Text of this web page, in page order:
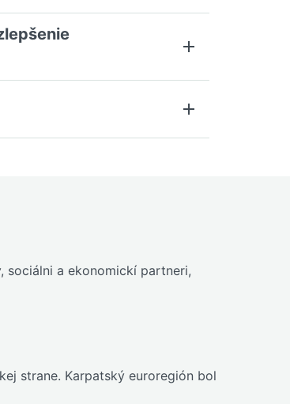
sociálni a ekonomickí partneri,
strane. Karpatský euroregión bol